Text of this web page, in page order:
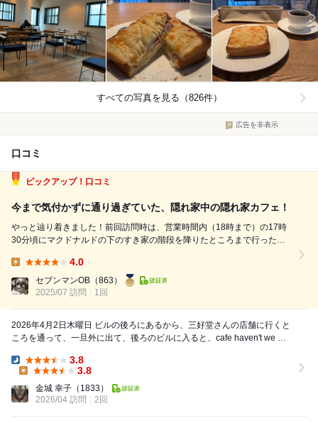
すべての写真を見る（826件）
広告を非表示
口コミ
ピックアップ！口コミ
今まで気付かずに通り過ぎていた、隠れ家中の隠れ家カフェ！
やっと辿り着きました！前回訪問時は、営業時間内（18時まで）の17時
30分頃にマクドナルドの下のすき家の階段を降りたところまで行ったの
時刻11時の少し前に、偶然に開店表示中のスタッフのお姉さんにしっか
り確認して、別なところで昼食を済ま...
4.0
セブンマンOB （863）
2025/07 訪問
1回
2026年4月2日木曜日 ビルの後ろにあるから、三好堂さんの店舗に行くと
ころを通って、一旦外に出て、後ろのビルに入ると、cafe haven't we met
Dinner:
3.8
3.8
金城 幸子 （1833）
2026/04 訪問
2回